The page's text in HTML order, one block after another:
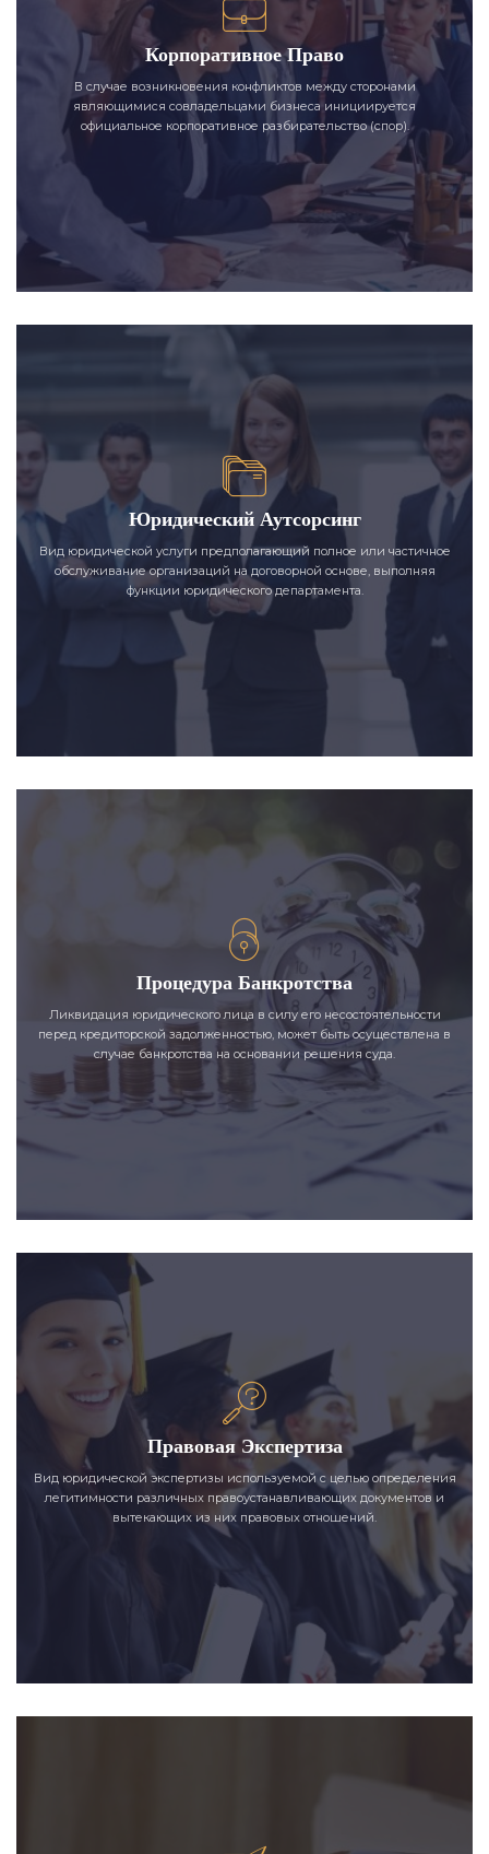
Корпоративное Право
В случае возникновения конфликтов между сторонами
являющимися совладельцами бизнеса инициируется
официальное корпоративное разбирательство (спор).
Юридический Аутсорсинг
Вид юридической услуги предполагающий полное или частичное
обслуживание организаций на договорной основе, выполняя
функции юридического департамента.
Процедура Банкротства
Ликвидация юридического лица в силу его несостоятельности
перед кредиторской задолженностью, может быть осуществлена в
случае банкротства на основании решения суда.
Правовая Экспертиза
Вид юридической экспертизы используемой с целью определения
легитимности различных правоустанавливающих документов и
вытекающих из них правовых отношений.